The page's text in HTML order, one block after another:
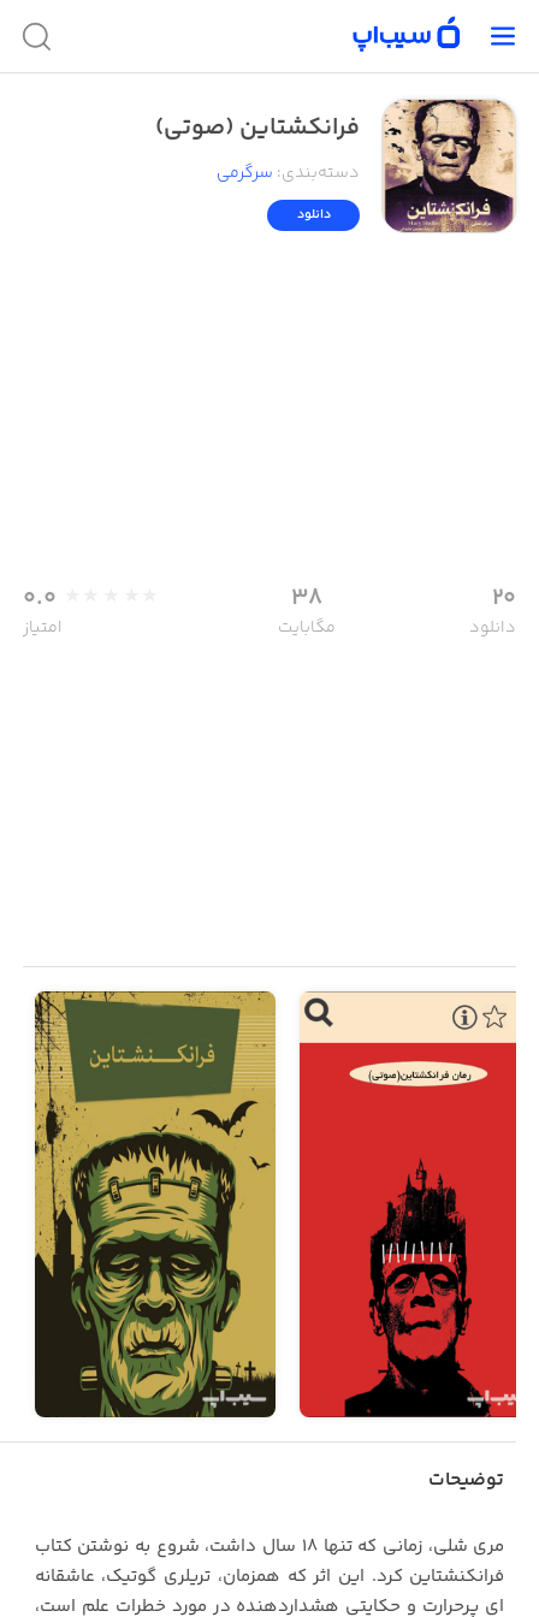
فرانکشتاين (صوتي)
دسته‌بندی: سرگرمی
دانلود
20
دانلود
38
مگابایت
0.0
امتیاز
توضیحات
مري شلي، زماني که تنها 18 سال داشت، شروع به نوشتن کتاب
فرانکنشتاين کرد. اين اثر که همزمان، تريلري گوتيک، عاشقانه
اي پرحرارت و حکايتي هشداردهنده در مورد خطرات علم است،